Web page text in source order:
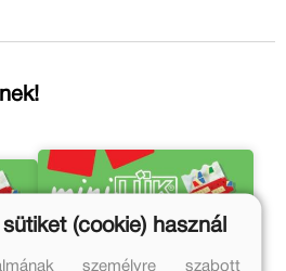
(cookie) használ
személyre szabott